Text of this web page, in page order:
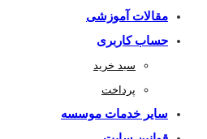
مقالات آموزشی
حساب کاربری
سبد خرید
پرداخت
سایر خدمات موسسه